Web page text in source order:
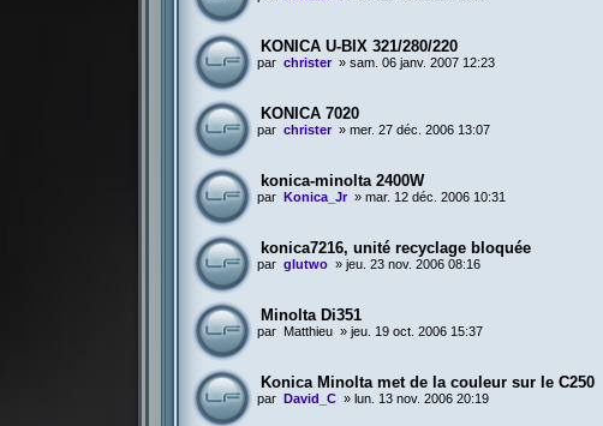
KONICA U-BIX 321/280/220
par christer »sam. 06 janv. 2007 12:23
KONICA 7020
par christer »mer. 27 déc. 2006 13:07
konica-minolta 2400W
par Konica_Jr »mar. 12 déc. 2006 10:31
konica7216, unité recyclage bloquée
par glutwo »jeu. 23 nov. 2006 08:16
Minolta Di351
par Matthieu »jeu. 19 oct. 2006 15:37
Konica Minolta met de la couleur sur le C250
par David_C » lun. 13 nov. 2006 20:19